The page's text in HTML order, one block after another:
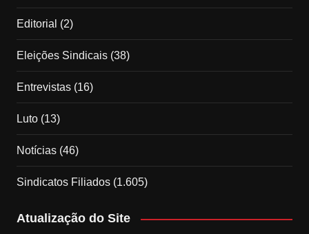
Editorial (2)
Eleições Sindicais(38)
Entrevistas(16)
Luto(13)
Notícias(46)
Sindicatos Filiados(1.605)
Atualização do Site